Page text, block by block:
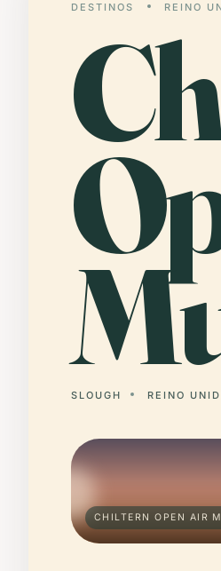
DESTINOS REINO
SLOUGH REINO
CHILTERN OPEN AIR